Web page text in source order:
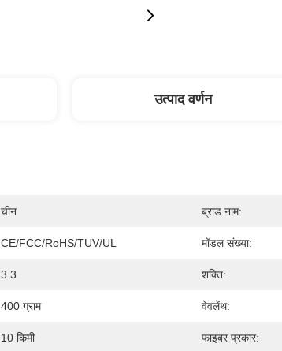
उत्पाद वर्णन
चीन ब्रांड नाम:
CE/FCC/RoHS/TUV/UL मॉडल संख्या:
3.3 शक्ति:
400 ग्राम वेवलेंथ:
10 किमी फाइबर प्रकार: